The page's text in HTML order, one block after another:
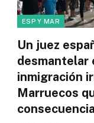
ESP Y MAR
Un juez
desmantelar
inmigración
Marruecos